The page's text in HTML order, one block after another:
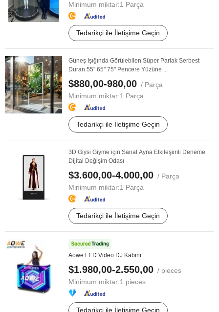
Minimum miktar:1 Parça
Tedarikçi ile İletişime Geçin
Güneş Işığında Görülebilen Süper Parlak Serbest
Duran 55" 65" 75" Pencere Yüzüne ...
$880,00-980,00 / Parça
Minimum miktar:1 Parça
Tedarikçi ile İletişime Geçin
3D Giysi Giyme için Sanal Ayna Etkileşimli Deneme
Dijital Değişim Odası
$3.600,00-4.000,00 / Parça
Minimum miktar:1 Parça
Tedarikçi ile İletişime Geçin
Aowe LED Video DJ Kabini
$1.980,00-2.550,00 / pieces
Minimum miktar:1 pieces
Tedarikçi ile İletişime Geçin